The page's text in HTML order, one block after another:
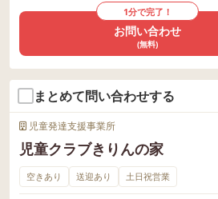
1分で完了！
お問い合わせ
(無料)
まとめて問い合わせする
児童発達支援事業所
児童クラブきりんの家
空きあり 送迎あり 土日祝営業